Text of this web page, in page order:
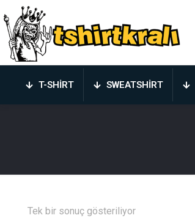
T-SHIRT SWEATSHIRT
Tek bir sonuç gösteriliyor